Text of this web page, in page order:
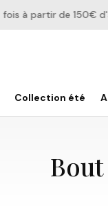
à partir de 150€
Collection été